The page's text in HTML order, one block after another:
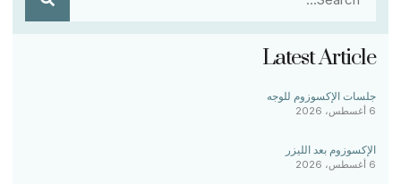
Latest Article
جلسات الإكسوزوم للوجه
6 أغسطس، 2026
الإكسوزوم بعد الليزر
6 أغسطس، 2026